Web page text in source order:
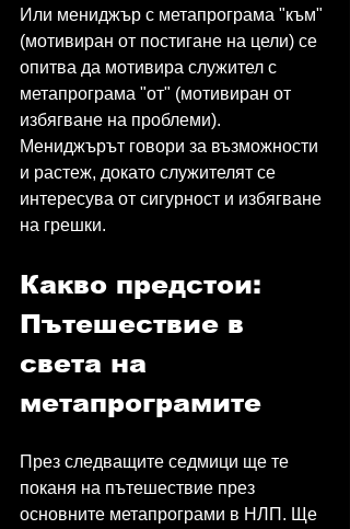
Или мениджър с метапрограма "към"
(мотивиран от постигане на цели) се
опитва да мотивира служител с
метапрограма "от" (мотивиран от
избягване на проблеми).
Мениджърът говори за възможности
и растеж, докато служителят се
интересува от сигурност и избягване
на грешки.
Какво предстои:
Пътешествие в
света на
метапрограмите
През следващите седмици ще те
поканя на пътешествие през
основните метапрограми в НЛП. Ще